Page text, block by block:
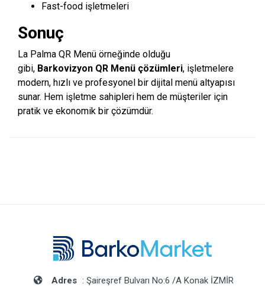
Fast-food işletmeleri
Sonuç
La Palma QR Menü örneğinde olduğu
gibi, Barkovizyon QR Menü çözümleri, işletmelere
modern, hızlı ve profesyonel bir dijital menü altyapısı
sunar. Hem işletme sahipleri hem de müşteriler için
pratik ve ekonomik bir çözümdür.
Adres : Şaireşref Bulvarı No:6 /A Konak İZMİR